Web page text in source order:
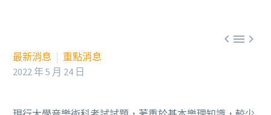

最新消息
重點消息
2022 年 5 月 24 日